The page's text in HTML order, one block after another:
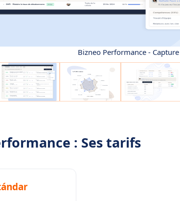
Bizneo Performance - Capture
: Ses tarifs